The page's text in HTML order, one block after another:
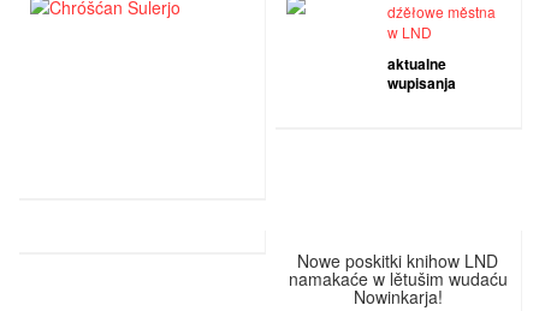
dźěłowe městna
w LND
aktualne
wupisanja
Nowe poskitki knihow LND
namakaće w lětušim wudaću
Nowinkarja!